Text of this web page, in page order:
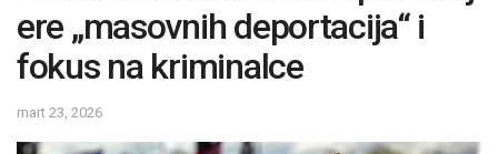
ere „masovnih deportacija“ i
fokus na kriminalce
mart 23, 2026